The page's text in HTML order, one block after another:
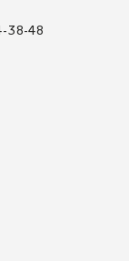
38-48